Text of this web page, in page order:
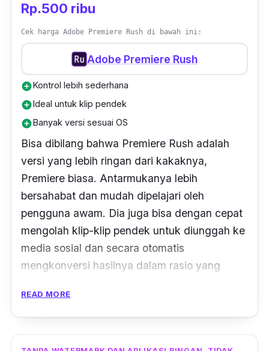
Rp.500 ribu
Cek harga Adobe Premiere Rush di bawah ini:
Adobe Premiere Rush
add_circleKontrol lebih sederhana
add_circleIdeal untuk klip pendek
add_circleBanyak versi sesuai OS
Bisa dibilang bahwa Premiere Rush adalah
versi yang lebih ringan dari kakaknya,
Premiere biasa. Antarmukanya lebih
bersahabat dan mudah dipelajari oleh
pengguna awam. Dia juga bisa dengan cepat
mengolah klip-klip pendek untuk diunggah ke
media sosial dan secara otomatis
mengkonversi hasilnya dalam rasio yang
memiliki batasan ekspor 3 video dan 2GB
READ MORE